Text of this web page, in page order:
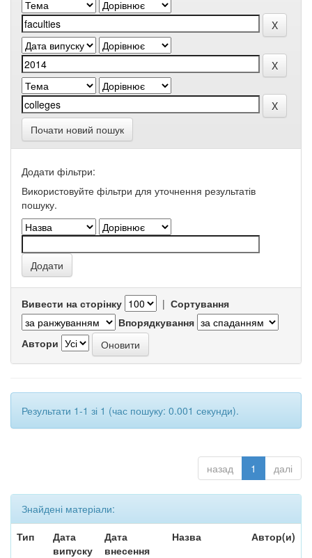
Почати новий пошук
Додати фільтри:
Використовуйте фільтри для уточнення результатів
пошуку.
Вивести на сторінку | Сортування
Впорядкування
Автори
Результати 1-1 зі 1 (час пошуку: 0.001 секунди).
назад 1 далі
Знайдені матеріали:
Тип
Дата
випуску
Дата
внесення
Назва Автор(и)